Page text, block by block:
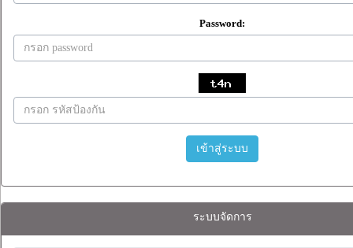
Password:
เข้าสู่ระบบ
ระบบจัดการ